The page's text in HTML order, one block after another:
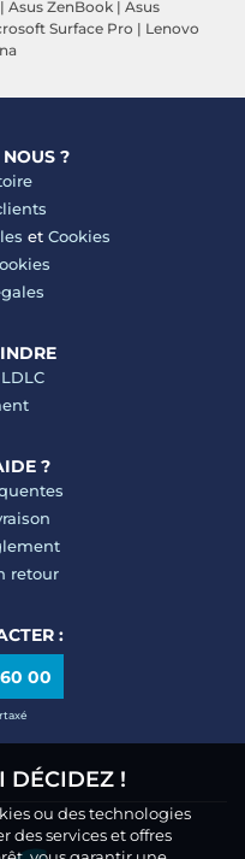
DÉCIDEZ !
ou des technologies
des services et offres
| Asus ZenBook | Asus
Surface Pro | Lenovo
?
et Cookies
?
retour
:
00